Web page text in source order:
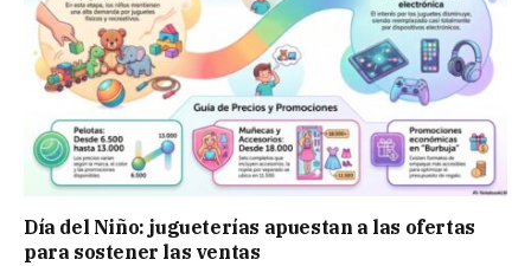
Día del Niño: jugueterías apuestan a las ofertas
para sostener las ventas